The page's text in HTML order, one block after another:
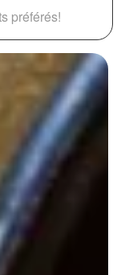
préférés!